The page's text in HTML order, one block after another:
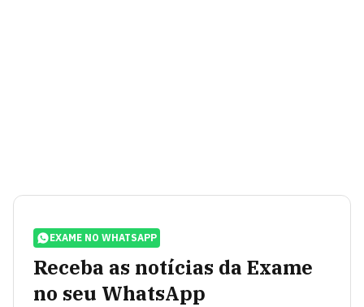
EXAME NO WHATSAPP
Receba as notícias da Exame
no seu WhatsApp